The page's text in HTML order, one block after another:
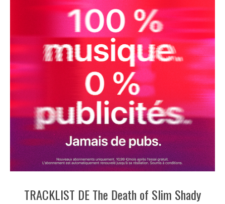
TRACKLIST DE The Death of Slim Shady